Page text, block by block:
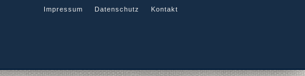
Impressum Datenschutz Kontakt